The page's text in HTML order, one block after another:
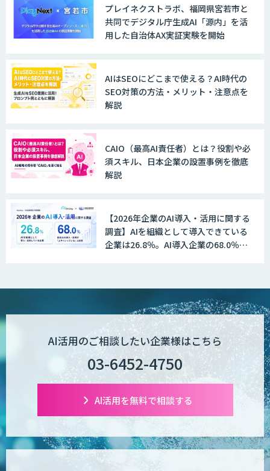
プレイネクストラボ、福岡県宮若市と
共同でデジタル庁生成AI「源内」を活
用した自治体AX実証実験を開始
AIはSEOにどこまで使える？AI時代の
SEO対策の方法・メリット・注意点を
解説
CAIO（最高AI責任者）とは？役割や必
須スキル、日本企業の設置事例を徹底
解説
【2026年企業のAI導入・活用に関する
調査】AIを組織として導入できている
企業は26.8％。AI導入企業の68.0％
AI活用のご相談したい企業様はこちら
03-6452-4750
AI活用を無料で相談する